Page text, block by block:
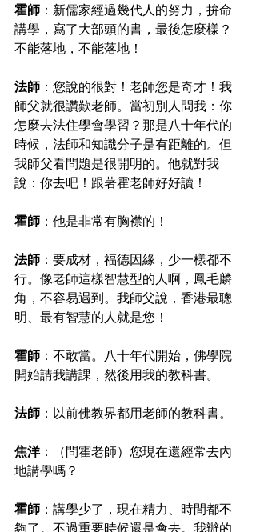
霍師 ：新儒家經過幾代人的努力，拚命
講學，寫了大部頭的書，最後怎麼樣？
不能落地，不能落地！
法師 ：您說的很對！老師您是奇才！我
師父就很讚歎老師。當初別人問我：你
怎麼去法住學會學習？那是八十年代的
時候，法師和知識分子是有距離的。但
我師父看問題是很開明的。他就對我
說：你去吧！跟著霍老師好好讀！
霍師 ：他是非常有胸襟的！
法師 ：要成材，福德因緣，少一樣都不
行。像老師這樣智慧型的人啊，鳳毛麟
角，不容易遇到。我師父說，香港最聰
明、最有智慧的人就是您！
霍師 ：不敢當。八十年代開始，佛學院
開始請我講課，然後用我的教科書。
法師 ：以前佛教界都用老師的教科書。
焦洋：（問霍老師）您現在還經常去內
地講學嗎？
霍師 ：講學少了，現在精力、時間都不
夠了。不過重要時候還是會去。我辦的